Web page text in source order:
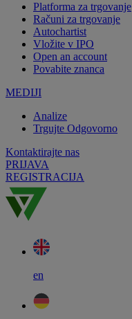
Platforma za trgovanje
Računi za trgovanje
Autochartist
Vložite v IPO
Open an account
Povabite znanca
MEDIJI
Analize
Trgujte Odgovorno
Kontaktirajte nas
PRIJAVA
REGISTRACIJA
en